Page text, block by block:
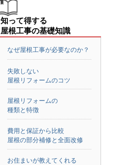
知って得する
屋根工事の基礎知識
なぜ屋根工事が必要なのか？
失敗しない
屋根リフォームのコツ
屋根リフォームの
種類と特徴
費用と保証から比較
屋根の部分補修と全面改修
お住まいが教えてくれる